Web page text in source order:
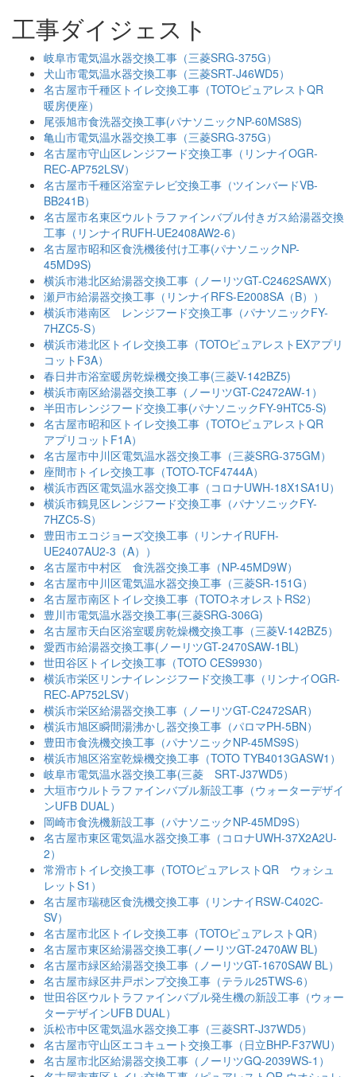
工事ダイジェスト
岐阜市電気温水器交換工事（三菱SRG-375G）
犬山市電気温水器交換工事（三菱SRT-J46WD5）
名古屋市千種区トイレ交換工事（TOTOピュアレストQR
暖房便座）
尾張旭市食洗器交換工事(パナソニックNP-60MS8S)
亀山市電気温水器交換工事（三菱SRG-375G）
名古屋市守山区レンジフード交換工事（リンナイOGR-
REC-AP752LSV）
名古屋市千種区浴室テレビ交換工事（ツインバードVB-
BB241B）
名古屋市名東区ウルトラファインバブル付きガス給湯器交換
工事（リンナイRUFH-UE2408AW2-6）
名古屋市昭和区食洗機後付け工事(パナソニックNP-
45MD9S)
横浜市港北区給湯器交換工事（ノーリツGT-C2462SAWX）
瀬戸市給湯器交換工事（リンナイRFS-E2008SA（B））
横浜市港南区 レンジフード交換工事（パナソニックFY-
7HZC5-S）
横浜市港北区トイレ交換工事（TOTOピュアレストEXアプリ
コットF3A）
春日井市浴室暖房乾燥機交換工事(三菱V-142BZ5)
横浜市南区給湯器交換工事（ノーリツGT-C2472AW-1）
半田市レンジフード交換工事(パナソニックFY-9HTC5-S)
名古屋市昭和区トイレ交換工事（TOTOピュアレストQR
アプリコットF1A）
名古屋市中川区電気温水器交換工事（三菱SRG-375GM）
座間市トイレ交換工事（TOTO-TCF4744A）
横浜市西区電気温水器交換工事（コロナUWH-18X1SA1U）
横浜市鶴見区レンジフード交換工事（パナソニックFY-
7HZC5-S）
豊田市エコジョーズ交換工事（リンナイRUFH-
UE2407AU2-3（A））
名古屋市中村区 食洗器交換工事（NP-45MD9W）
名古屋市中川区電気温水器交換工事（三菱SR-151G）
名古屋市南区トイレ交換工事（TOTOネオレストRS2）
豊川市電気温水器交換工事(三菱SRG-306G)
名古屋市天白区浴室暖房乾燥機交換工事（三菱V-142BZ5）
愛西市給湯器交換工事(ノーリツGT-2470SAW-1BL)
世田谷区トイレ交換工事（TOTO CES9930）
横浜市栄区リンナイレンジフード交換工事（リンナイOGR-
REC-AP752LSV）
横浜市栄区給湯器交換工事（ノーリツGT-C2472SAR）
横浜市旭区瞬間湯沸かし器交換工事（パロマPH-5BN）
豊田市食洗機交換工事（パナソニックNP-45MS9S）
横浜市旭区浴室乾燥機交換工事（TOTO TYB4013GASW1）
岐阜市電気温水器交換工事(三菱 SRT-J37WD5）
大垣市ウルトラファインバブル新設工事（ウォーターデザイ
ンUFB DUAL）
岡崎市食洗機新設工事（パナソニックNP-45MD9S）
名古屋市東区電気温水器交換工事（コロナUWH-37X2A2U-
2）
常滑市トイレ交換工事（TOTOピュアレストQR ウォシュ
レットS1）
名古屋市瑞穂区食洗機交換工事（リンナイRSW-C402C-
SV）
名古屋市北区トイレ交換工事（TOTOピュアレストQR）
名古屋市東区給湯器交換工事(ノーリツGT-2470AW BL)
名古屋市緑区給湯器交換工事（ノーリツGT-1670SAW BL）
名古屋市緑区井戸ポンプ交換工事（テラル25TWS-6）
世田谷区ウルトラファインバブル発生機の新設工事（ウォー
ターデザインUFB DUAL）
浜松市中区電気温水器交換工事（三菱SRT-J37WD5）
名古屋市守山区エコキュート交換工事（日立BHP-F37WU）
名古屋市北区給湯器交換工事（ノーリツGQ-2039WS-1）